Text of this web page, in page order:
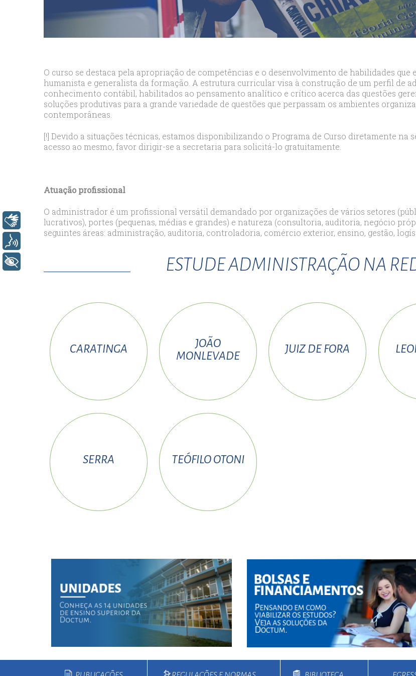
escort
avcılar
escort
escort
beylikduzu
escort
bahcesehir
umraniye
escort
escort
istanbul
escort
escort
O curso se destaca pela apropriação de competências e o desenvolvimento de habilidades
humanista e generalista da formação. A estrutura curricular visa à construção de um perfil de
conhecimento contábil, habilitados ao pensamento analítico e crítico acerca das questões
soluções produtivas para a grande variedade de questões que perpassam os ambientes
contemporâneas.
[!] Devido a situações técnicas, estamos disponibilizando o Programa de Curso diretamente na
acesso ao mesmo, favor dirigir-se a secretaria para solicitá-lo gratuitamente.
Atuação profissional
O administrador é um profissional versátil demandado por organizações de vários setores
lucrativos), portes (pequenas, médias e grandes) e natureza (consultoria, auditoria, negócio
seguintes áreas: administração, auditoria, controladoria, comércio exterior, ensino, gestão,
ESTUDE ADMINISTRAÇÃO NA
CARATINGA
JOÃO
MONLEVADE
JUIZ DE FORA
SERRA TEÓFILO OTONI
Libras